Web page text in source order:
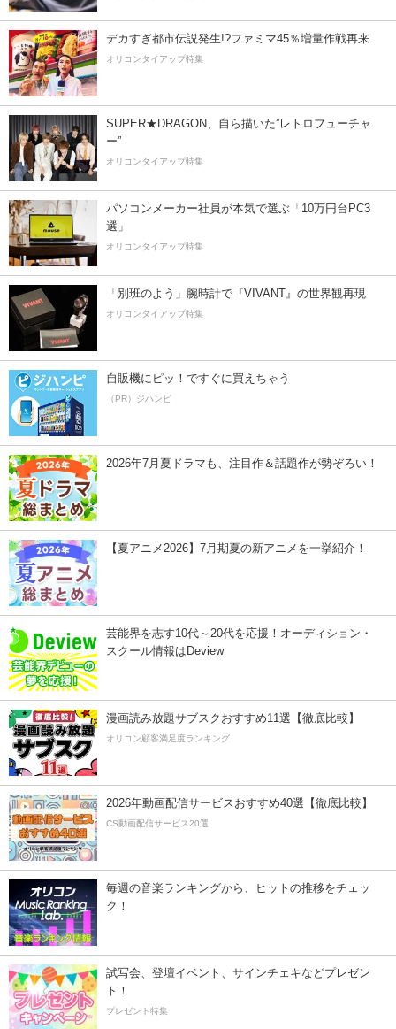
デカすぎ都市伝説発生!?ファミマ45％増量作戦再来
オリコンタイアップ特集
SUPER★DRAGON、自ら描いた”レトロフューチャ
ー”
オリコンタイアップ特集
パソコンメーカー社員が本気で選ぶ「10万円台PC3
選」
オリコンタイアップ特集
「別班のよう」腕時計で『VIVANT』の世界観再現
オリコンタイアップ特集
自販機にピッ！ですぐに買えちゃう
（PR）ジハンピ
2026年7月夏ドラマも、注目作＆話題作が勢ぞろい！
【夏アニメ2026】7月期夏の新アニメを一挙紹介！
芸能界を志す10代～20代を応援！オーディション・
スクール情報はDeview
漫画読み放題サブスクおすすめ11選【徹底比較】
オリコン顧客満足度ランキング
2026年動画配信サービスおすすめ40選【徹底比較】
CS動画配信サービス20選
毎週の音楽ランキングから、ヒットの推移をチェッ
ク！
試写会、登壇イベント、サインチェキなどプレゼン
ト！
プレゼント特集